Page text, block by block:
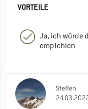
VORTEILE
Ja, ich würde
empfehlen
Steffen